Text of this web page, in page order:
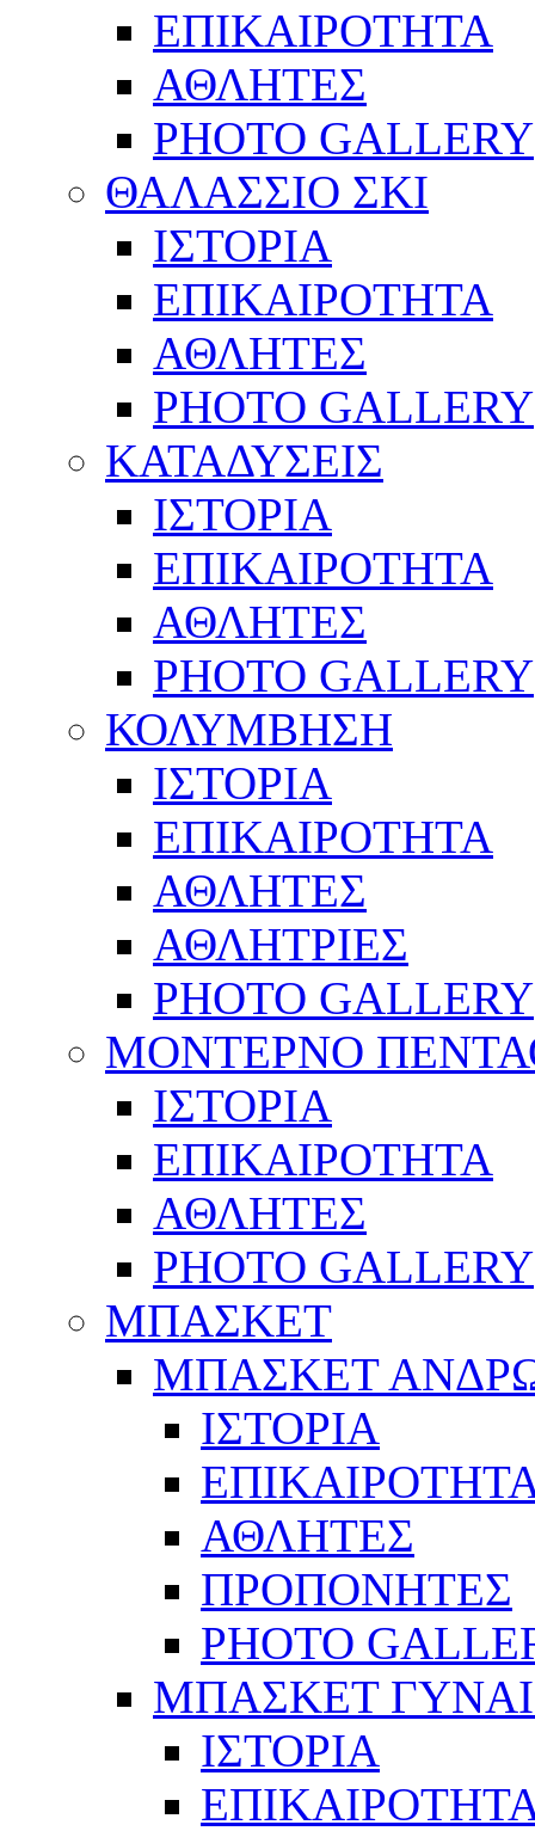
ΕΠΙΚΑΙΡΟΤΗΤΑ
ΑΘΛΗΤΕΣ
PHOTO GALLERY
ΘΑΛΑΣΣΙΟ ΣΚΙ
ΙΣΤΟΡΙΑ
ΕΠΙΚΑΙΡΟΤΗΤΑ
ΑΘΛΗΤΕΣ
PHOTO GALLERY
ΚΑΤΑΔΥΣΕΙΣ
ΙΣΤΟΡΙΑ
ΕΠΙΚΑΙΡΟΤΗΤΑ
ΑΘΛΗΤΕΣ
PHOTO GALLERY
ΚΟΛΥΜΒΗΣΗ
ΙΣΤΟΡΙΑ
ΕΠΙΚΑΙΡΟΤΗΤΑ
ΑΘΛΗΤΕΣ
ΑΘΛΗΤΡΙΕΣ
PHOTO GALLERY
ΜΟΝΤΕΡΝΟ
ΙΣΤΟΡΙΑ
ΕΠΙΚΑΙΡΟΤΗΤΑ
ΑΘΛΗΤΕΣ
PHOTO GALLERY
ΜΠΑΣΚΕΤ
ΜΠΑΣΚΕΤ
ΙΣΤΟΡΙΑ
ΑΘΛΗΤΕΣ
ΠΡΟΠΟΝΗΤΕΣ
PHOTO
ΜΠΑΣΚΕΤ
ΙΣΤΟΡΙΑ